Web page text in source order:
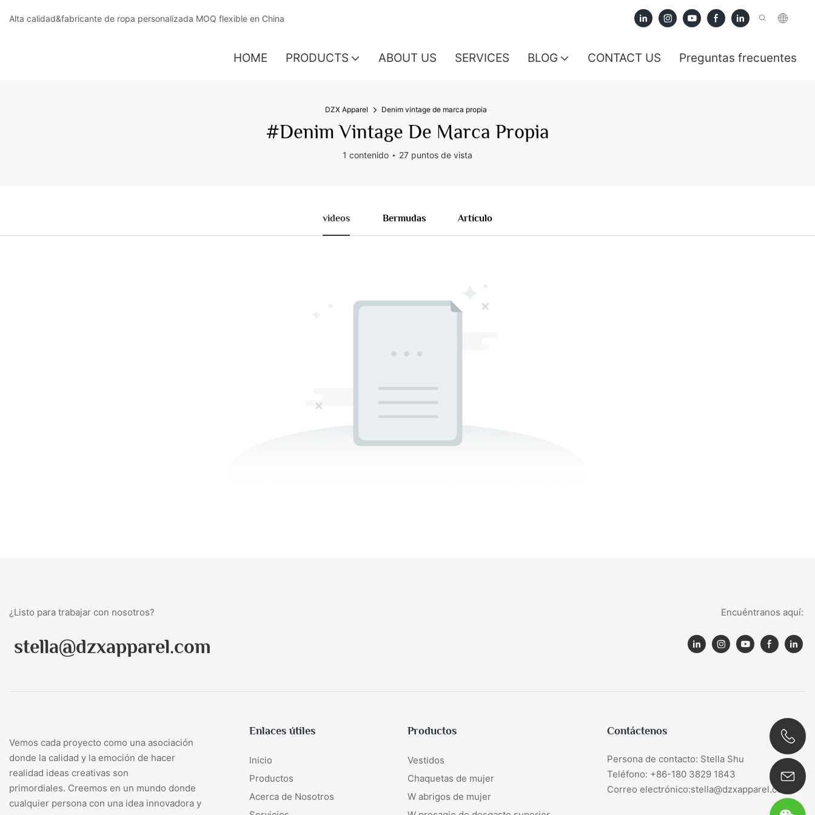
Alta calidad&fabricante de ropa personalizada MOQ flexible en China
HOME PRODUCTS ABOUT US SERVICES BLOG CONTACT US Preguntas frecuentes
DZX Apparel Denim vintage de marca propia
#Denim Vintage De Marca Propia
1 contenido 27 puntos de vista
videos Bermudas Artículo
¿Listo para trabajar con nosotros?
stella@dzxapparel.com
Encuéntranos aquí:
Vemos cada proyecto como una asociación
donde la calidad y la emoción de hacer
realidad ideas creativas son
primordiales. Creemos en un mundo donde
cualquier persona con una idea innovadora y
Enlaces útiles
Inicio
Productos
Acerca de Nosotros
Productos
Vestidos
Chaquetas de mujer
W abrigos de mujer
Contáctenos
Persona de contacto: Stella Shu
Teléfono: +86-180 3829 1843
Correo electrónico:stella@dzxapparel.com